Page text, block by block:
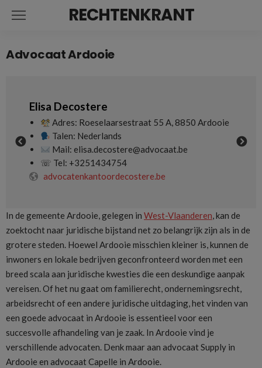
RECHTENKRANT
Advocaat Ardooie
55 A, 8850 Ardooie
Filip Cappelle
Adres: Polenplein 11/B1, 8850
Talen: Nederlands
Mail: filip@filipcappelle.be
☏ Tel: +3251466719
filipcappelle.be
In de gemeente Ardooie, gelegen in West-Vlaanderen, kan de
zoektocht naar juridische bijstand net zo belangrijk zijn als in de
grotere steden. Hoewel Ardooie misschien kleiner is, kunnen de
inwoners en lokale bedrijven geconfronteerd worden met een
breed scala aan juridische kwesties die een deskundige aanpak
vereisen. Of het nu gaat om familierecht, ondernemingsrecht,
arbeidsrecht of een andere juridische uitdaging, het vinden van
een goede advocaat in Ardooie is essentieel voor een
succesvolle afhandeling van je zaak. In Ardooie vind je
verschillende advocaten. Denk maar aan advocaat Supply in
Ardooie en advocaat Capelle in Ardooie.